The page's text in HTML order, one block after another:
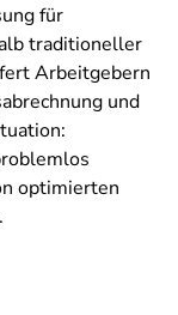
für
traditioneller
Arbeitgebern
und
optimierten